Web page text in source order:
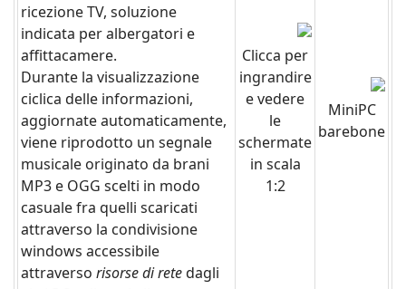
ricezione TV, soluzione
indicata per albergatori e
affittacamere.
Durante la visualizzazione
ciclica delle informazioni,
aggiornate automaticamente,
viene riprodotto un segnale
musicale originato da brani
MP3 e OGG scelti in modo
casuale fra quelli scaricati
attraverso la condivisione
windows accessibile
attraverso risorse di retedagli
Clicca per
ingrandire
e vedere
le
schermate
in scala
1:2
MiniPC
barebone